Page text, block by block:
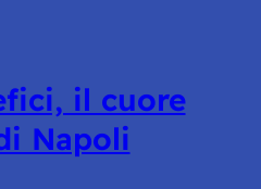
il cuore
Napoli